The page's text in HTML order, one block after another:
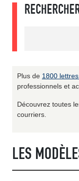
Plus de 1800
professionnels et
Découvrez toutes
courriers.
LES